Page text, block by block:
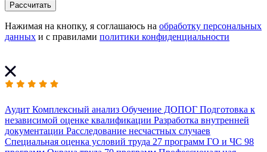
Рассчитать
Нажимая на кнопку, я соглашаюсь на обработку персональных
данных и с правилами политики конфиденциальности
Аудит Комплексный анализ Обучение ДОПОГ Подготовка к
независимой оценке квалификации Разработка внутренней
документации Расследование несчастных случаев
Специальная оценка условий труда 27 программ ГО и ЧС 98